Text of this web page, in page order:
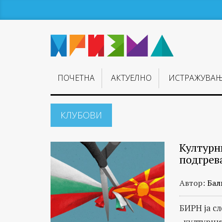
ПОЧЕТНА АКТУЕЛНО
КЛУБОВИ
Автор:
БИРН ја